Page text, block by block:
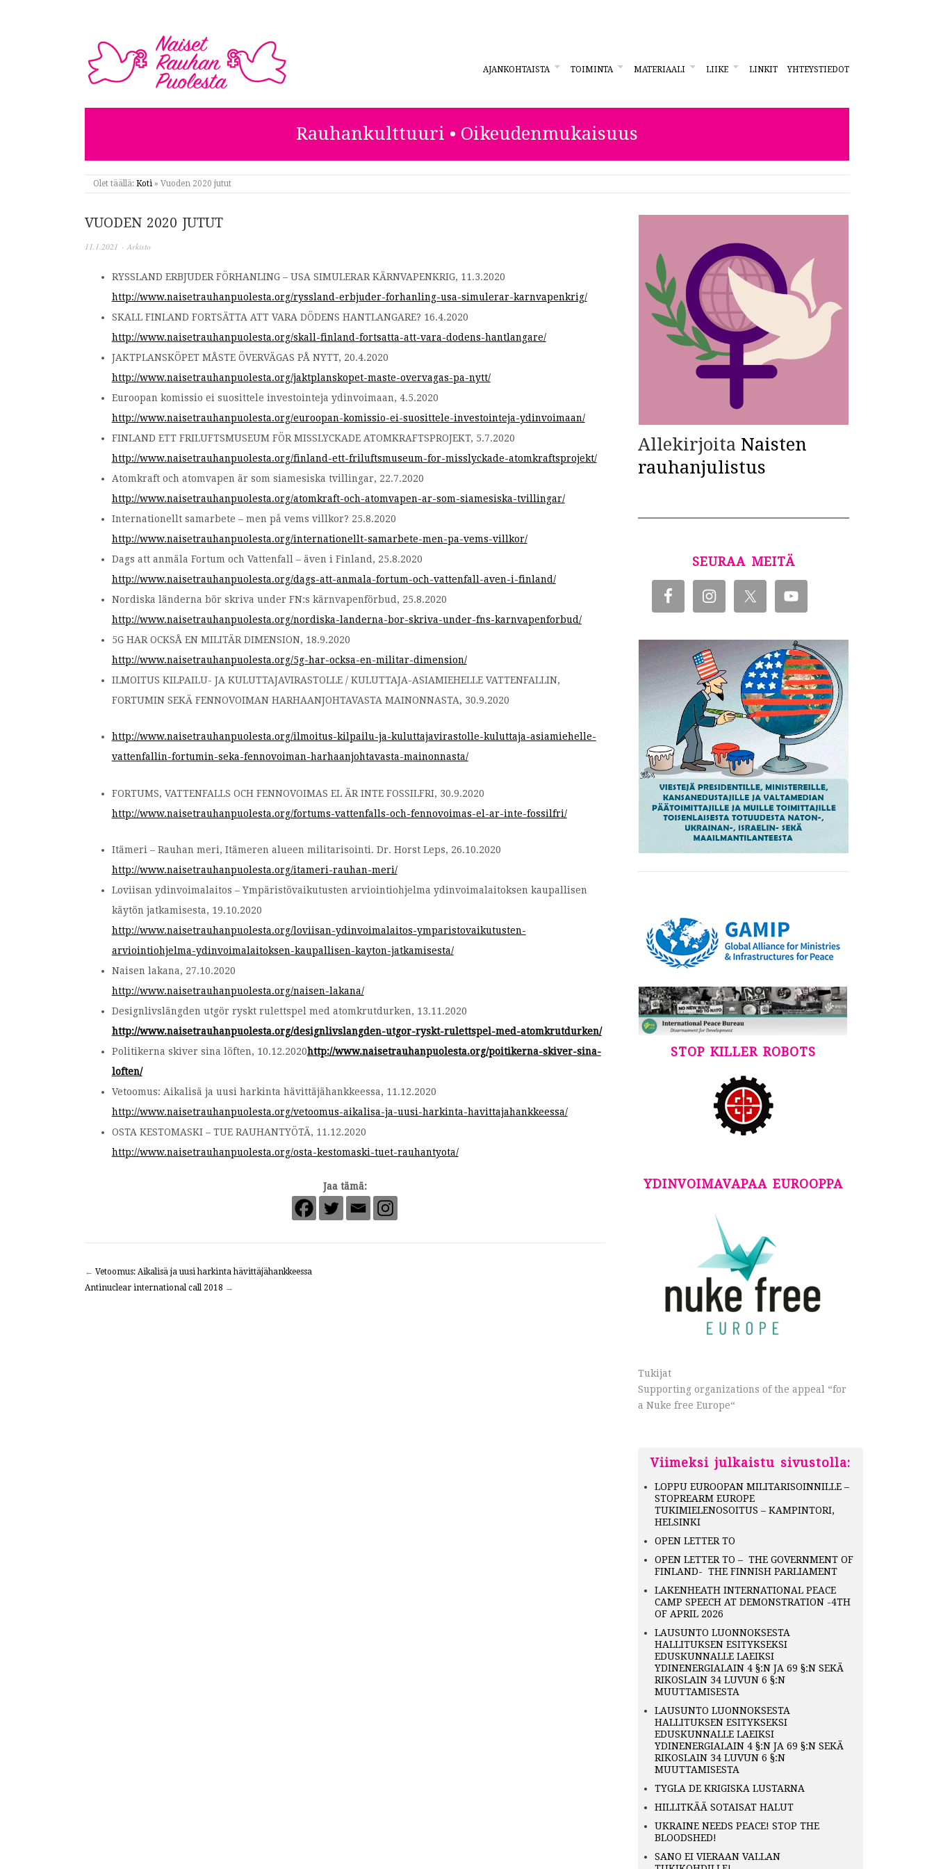
NAISET RAUHAN PUOLESTA
AJANKOHTAISTA TOIMINTA MATERIAALI LIIKE LINKIT YHTEYSTIEDOT
Rauhankulttuuri • Oikeudenmukaisuus
Olet täällä: Koti » Vuoden 2020 jutut
VUODEN 2020 JUTUT
11.1.2021 · Arkisto
RYSSLAND ERBJUDER FÖRHANLING – USA SIMULERAR KÄRNVAPENKRIG, 11.3.2020
http://www.naisetrauhanpuolesta.org/ryssland-erbjuder-forhanling-usa-simulerar-karnvapenkrig/
SKALL FINLAND FORTSÄTTA ATT VARA DÖDENS HANTLANGARE? 16.4.2020
http://www.naisetrauhanpuolesta.org/skall-finland-fortsatta-att-vara-dodens-hantlangare/
JAKTPLANSKÖPET MÅSTE ÖVERVÄGAS PÅ NYTT, 20.4.2020
http://www.naisetrauhanpuolesta.org/jaktplanskopet-maste-overvagas-pa-nytt/
Euroopan komissio ei suosittele investointeja ydinvoimaan, 4.5.2020
http://www.naisetrauhanpuolesta.org/euroopan-komissio-ei-suosittele-investointeja-ydinvoimaan/
FINLAND ETT FRILUFTSMUSEUM FÖR MISSLYCKADE ATOMKRAFTSPROJEKT, 5.7.2020
http://www.naisetrauhanpuolesta.org/finland-ett-friluftsmuseum-for-misslyckade-atomkraftsprojekt/
Atomkraft och atomvapen är som siamesiska tvillingar, 22.7.2020
http://www.naisetrauhanpuolesta.org/atomkraft-och-atomvapen-ar-som-siamesiska-tvillingar/
Internationellt samarbete – men på vems villkor? 25.8.2020
http://www.naisetrauhanpuolesta.org/internationellt-samarbete-men-pa-vems-villkor/
Dags att anmäla Fortum och Vattenfall – även i Finland, 25.8.2020
http://www.naisetrauhanpuolesta.org/dags-att-anmala-fortum-och-vattenfall-aven-i-finland/
Nordiska länderna bör skriva under FN:s kärnvapenförbud, 25.8.2020
http://www.naisetrauhanpuolesta.org/nordiska-landerna-bor-skriva-under-fns-karnvapenforbud/
5G HAR OCKSÅ EN MILITÄR DIMENSION, 18.9.2020
http://www.naisetrauhanpuolesta.org/5g-har-ocksa-en-militar-dimension/
ILMOITUS KILPAILU- JA KULUTTAJAVIRASTOLLE / KULUTTAJA-ASIAMIEHELLE VATTENFALLIN,
FORTUMIN SEKÄ FENNOVOIMAN HARHAANJOHTAVASTA MAINONNASTA, 30.9.2020
http://www.naisetrauhanpuolesta.org/ilmoitus-kilpailu-ja-kuluttajavirastolle-kuluttaja-asiamiehelle-
vattenfallin-fortumin-seka-fennovoiman-harhaanjohtavasta-mainonnasta/
FORTUMS, VATTENFALLS OCH FENNOVOIMAS EL ÄR INTE FOSSILFRI, 30.9.2020
http://www.naisetrauhanpuolesta.org/fortums-vattenfalls-och-fennovoimas-el-ar-inte-fossilfri/
Itämeri – Rauhan meri, Itämeren alueen militarisointi. Dr. Horst Leps, 26.10.2020
http://www.naisetrauhanpuolesta.org/itameri-rauhan-meri/
Loviisan ydinvoimalaitos – Ympäristövaikutusten arviointiohjelma ydinvoimalaitoksen kaupallisen
käytön jatkamisesta, 19.10.2020
http://www.naisetrauhanpuolesta.org/loviisan-ydinvoimalaitos-ymparistovaikutusten-
arviointiohjelma-ydinvoimalaitoksen-kaupallisen-kayton-jatkamisesta/
Naisen lakana, 27.10.2020
http://www.naisetrauhanpuolesta.org/naisen-lakana/
Designlivslängden utgör ryskt rulettspel med atomkrutdurken, 13.11.2020
http://www.naisetrauhanpuolesta.org/designlivslangden-utgor-ryskt-rulettspel-med-atomkrutdurken/
Politikerna skiver sina löften, 10.12.2020http://www.naisetrauhanpuolesta.org/poitikerna-skiver-sina-
loften/
Vetoomus: Aikalisä ja uusi harkinta hävittäjähankkeessa, 11.12.2020
http://www.naisetrauhanpuolesta.org/vetoomus-aikalisa-ja-uusi-harkinta-havittajahankkeessa/
OSTA KESTOMASKI – TUE RAUHANTYÖTÄ, 11.12.2020
http://www.naisetrauhanpuolesta.org/osta-kestomaski-tuet-rauhantyota/
Jaa tämä:
← Vetoomus: Aikalisä ja uusi harkinta hävittäjähankkeessa
Antinuclear international call 2018 →
Allekirjoita Naisten
rauhanjulistus
SEURAA MEITÄ
STOP KILLER ROBOTS
YDINVOIMAVAPAA EUROOPPA
Tukijat
Supporting organizations of the appeal “for
a Nuke free Europe“
Viimeksi julkaistu sivustolla:
LOPPU EUROOPAN MILITARISOINNILLE –
STOPREARM EUROPE
TUKIMIELENOSOITUS – KAMPINTORI,
HELSINKI
OPEN LETTER TO
OPEN LETTER TO – THE GOVERNMENT OF
FINLAND- THE FINNISH PARLIAMENT
LAKENHEATH INTERNATIONAL PEACE
CAMP SPEECH AT DEMONSTRATION -4TH
OF APRIL 2026
LAUSUNTO LUONNOKSESTA
HALLITUKSEN ESITYKSEKSI
EDUSKUNNALLE LAEIKSI
YDINENERGIALAIN 4 §:N JA 69 §:N SEKÄ
RIKOSLAIN 34 LUVUN 6 §:N
MUUTTAMISESTA
LAUSUNTO LUONNOKSESTA
HALLITUKSEN ESITYKSEKSI
EDUSKUNNALLE LAEIKSI
YDINENERGIALAIN 4 §:N JA 69 §:N SEKÄ
RIKOSLAIN 34 LUVUN 6 §:N
MUUTTAMISESTA
TYGLA DE KRIGISKA LUSTARNA
HILLITKÄÄ SOTAISAT HALUT
UKRAINE NEEDS PEACE! STOP THE
BLOODSHED!
SANO EI VIERAAN VALLAN